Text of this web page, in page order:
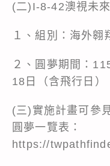
(二)I-8-42澳視未
１、組別：海外翱
２、圓夢期間：
18日（含飛行日）
(三)實施計畫可參
圓夢一覽表：
https://